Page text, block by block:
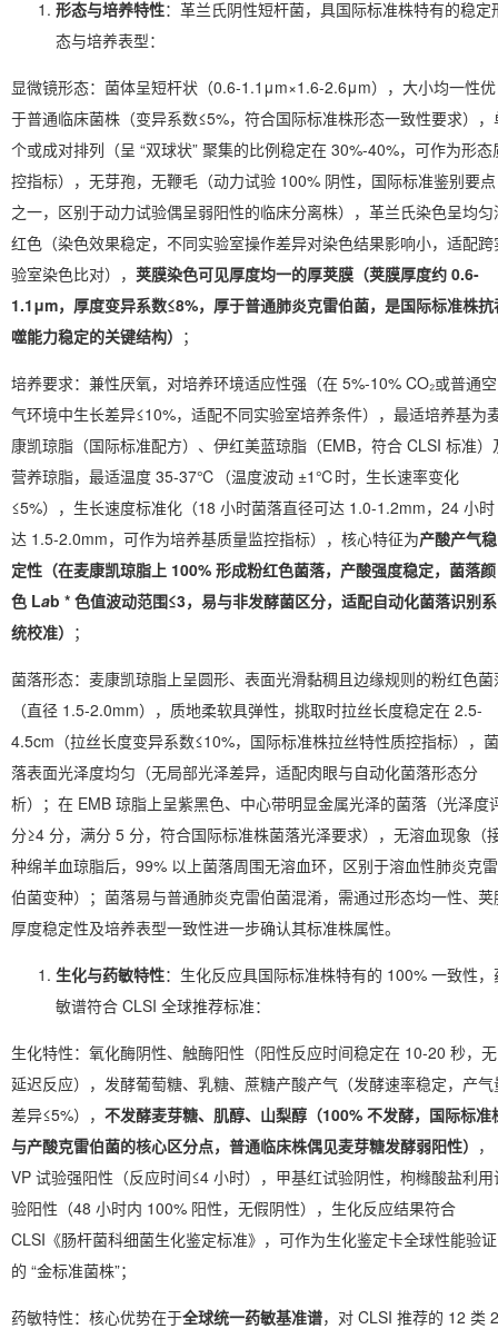
形态与培养特性：革兰氏阴性短杆菌，具国际标准株特有的稳定
态与培养表型：
显微镜形态：菌体呈短杆状（0.6-1.1μm×1.6-2.6μm），大小均一性优
于普通临床菌株（变异系数≤5%，符合国际标准株形态一致性要求），
个或成对排列（呈 “双球状” 聚集的比例稳定在 30%-40%，可作为形态
控指标），无芽孢，无鞭毛（动力试验 100% 阴性，国际标准鉴别要点
之一，区别于动力试验偶呈弱阳性的临床分离株），革兰氏染色呈均匀
红色（染色效果稳定，不同实验室操作差异对染色结果影响小，适配跨
验室染色比对）， 荚膜染色可见厚度均一的厚荚膜（荚膜厚度约 0.6-
1.1μm，厚度变异系数≤8%，厚于普通肺炎克雷伯菌，是国际标准株抗
噬能力稳定的关键结构） ；
培养要求：兼性厌氧，对培养环境适应性强（在 5%-10% CO₂或普通空
气环境中生长差异≤10%，适配不同实验室培养条件），最适培养基为
康凯琼脂（国际标准配方）、伊红美蓝琼脂（EMB，符合 CLSI 标准）
营养琼脂，最适温度 35-37℃（温度波动 ±1℃时，生长速率变化
≤5%），生长速度标准化（18 小时菌落直径可达 1.0-1.2mm，24 小时
达 1.5-2.0mm，可作为培养基质量监控指标），核心特征为产酸产气稳
定性（在麦康凯琼脂上 100% 形成粉红色菌落，产酸强度稳定，菌落颜
色 Lab * 色值波动范围≤3，易与非发酵菌区分，适配自动化菌落识别系
统校准） ；
菌落形态：麦康凯琼脂上呈圆形、表面光滑黏稠且边缘规则的粉红色菌
（直径 1.5-2.0mm），质地柔软具弹性，挑取时拉丝长度稳定在 2.5-
4.5cm（拉丝长度变异系数≤10%，国际标准株拉丝特性质控指标），菌
落表面光泽度均匀（无局部光泽差异，适配肉眼与自动化菌落形态分
析）；在 EMB 琼脂上呈紫黑色、中心带明显金属光泽的菌落（光泽度
分≥4 分，满分 5 分，符合国际标准株菌落光泽要求），无溶血现象（
种绵羊血琼脂后，99% 以上菌落周围无溶血环，区别于溶血性肺炎克雷
伯菌变种）；菌落易与普通肺炎克雷伯菌混淆，需通过形态均一性、荚
厚度稳定性及培养表型一致性进一步确认其标准株属性。
生化与药敏特性：生化反应具国际标准株特有的 100% 一致性，
敏谱符合 CLSI 全球推荐标准：
生化特性：氧化酶阴性、触酶阳性（阳性反应时间稳定在 10-20 秒，无
延迟反应），发酵葡萄糖、乳糖、蔗糖产酸产气（发酵速率稳定，产气
差异≤5%）， 不发酵麦芽糖、肌醇、山梨醇（100% 不发酵，国际标准
与产酸克雷伯菌的核心区分点，普通临床株偶见麦芽糖发酵弱阳性） ，
VP 试验强阳性（反应时间≤4 小时），甲基红试验阴性，枸橼酸盐利用
验阳性（48 小时内 100% 阳性，无假阴性），生化反应结果符合
CLSI《肠杆菌科细菌生化鉴定标准》，可作为生化鉴定卡全球性能验证
的 “金标准菌株”；
药敏特性：核心优势在于全球统一药敏基准谱，对 CLSI 推荐的 12 类